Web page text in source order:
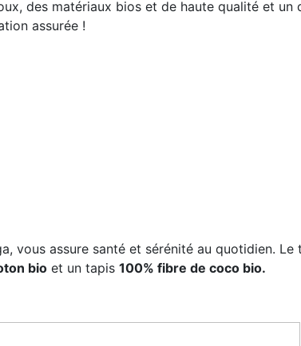
des matériaux bios et de haute qualité et un
assurée !
vous assure santé et sérénité au quotidien. Le
bio et un tapis 100% fibre de coco bio.